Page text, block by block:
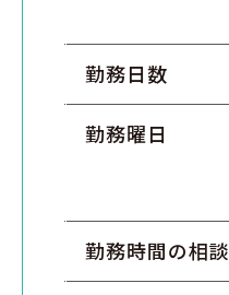
勤務日数
勤務曜日
勤務時間の相談